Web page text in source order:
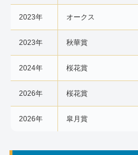
2023年 オークス
2023年 秋華賞
2024年 桜花賞
2026年 桜花賞
2026年 皐月賞